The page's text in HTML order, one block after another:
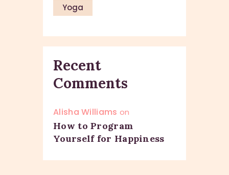
Yoga
Recent
Comments
Alisha Williams on
How to Program
Yourself for Happiness